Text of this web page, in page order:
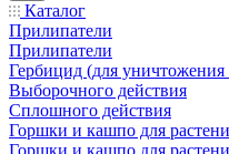
Каталог
Прилипатели
Прилипатели
Гербицид (для уничтожения
Выборочного действия
Сплошного действия
Горшки и кашпо для
Горшки и кашпо для